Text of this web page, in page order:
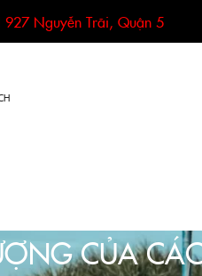
927 Nguyễn Trãi, Quận 5
CỦA CÁC